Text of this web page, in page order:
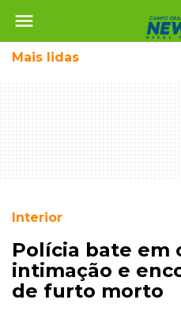
menu
Mais lidas
Interior
Polícia bate em
intimação e
de furto morto